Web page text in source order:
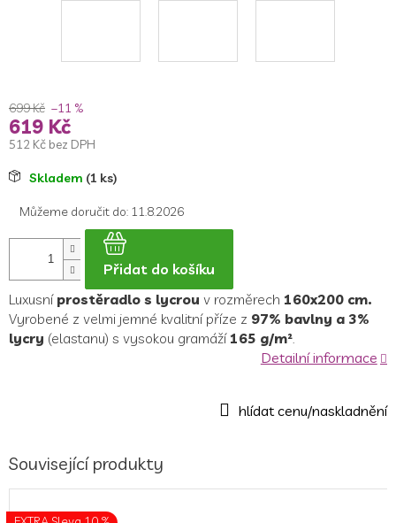
699 Kč –11 %
619 Kč
512 Kč bez DPH
MěrnáSkladem (1 ks)
Můžeme doručit do: 11.8.2026
Přidat do košíku
Luxusní prostěradlo s lycrou v rozměrech 160x200 cm.
Vyrobené z velmi jemné kvalitní příze z 97% bavlny a 3%
lycry (elastanu) s vysokou gramáží 165 g/m²
Detailní informace
Související produkty